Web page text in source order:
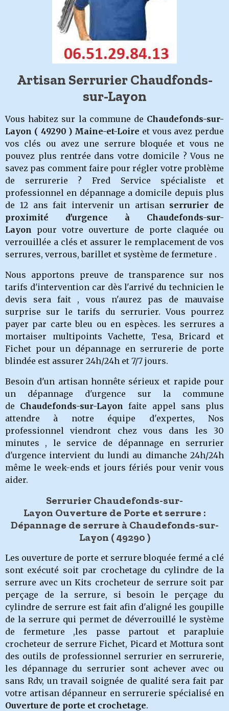
Artisan Serrurier Chaudfonds-
sur-Layon
Vous habitez sur la commune de Chaudefonds-sur-
Layon ( 49290 ) Maine-et-Loire et vous avez perdue
vos clés ou avez une serrure bloquée et vous ne
pouvez plus rentrée dans votre domicile ? Vous ne
savez pas comment faire pour régler votre problème
de serrurerie ? Fred Service spécialiste et
professionnel en dépannage a domicile depuis plus
de 12 ans fait intervenir un artisan serrurier de
proximité d'urgence à Chaudefonds-sur-
Layon pour votre ouverture de porte claquée ou
verrouillée a clés et assurer le remplacement de vos
serrures, verrous, barillet et système de fermeture .
Nous apportons preuve de transparence sur nos
tarifs d'intervention car dès l'arrivé du technicien le
devis sera fait , vous n'aurez pas de mauvaise
surprise sur le tarifs du serrurier. Vous pourrez
payer par carte bleu ou en espèces. les serrures a
mortaiser multipoints Vachette, Tesa, Bricard et
Fichet pour un dépannage en serrurerie de porte
blindée est assurer 24h/24h et 7/7 jours.
Besoin d'un artisan honnête sérieux et rapide pour
un dépannage d'urgence sur la commune
de Chaudefonds-sur-Layon faite appel sans plus
attendre à notre équipe d'expertes, Nos
professionnel viendront chez vous dans les 30
minutes , le service de dépannage en serrurier
d'urgence intervient du lundi au dimanche 24h/24h
même le week-ends et jours fériés pour venir vous
aider.
Serrurier Chaudefonds-sur-
Layon Ouverture de Porte et serrure :
Dépannage de serrure à Chaudefonds-sur-
Layon ( 49290 )
Les ouverture de porte et serrure bloquée fermé a clé
sont exécuté soit par crochetage du cylindre de la
serrure avec un Kits crocheteur de serrure soit par
perçage de la serrure, si besoin le perçage du
cylindre de serrure est fait afin d'aligné les goupille
de la serrure qui permet de déverrouillé le système
de fermeture ,les passe partout et parapluie
crocheteur de serrure Fichet, Picard et Mottura sont
des outils de professionnel serrurier en serrurerie,
les dépannage du serrurier sont achever avec ou
sans Rdv, un travail soignée de qualité sera fait par
votre artisan dépanneur en serrurerie spécialisé en
Ouverture de porte et crochetage.